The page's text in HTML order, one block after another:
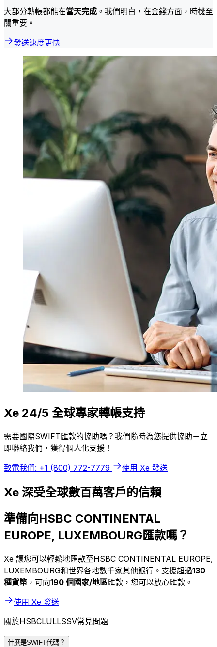
大部分轉帳都能在當天完成 。我們明白，在金錢方面，時機至
關重要。
發送速度更快
Xe 24/5 全球專家轉帳支持
需要國際SWIFT匯款的協助嗎？我們隨時為您提供協助－立
即聯絡我們，獲得個人化支援！
致電我們: +1 (800) 772-7779 使用 Xe 發送
Xe 深受全球數百萬客戶的信賴
準備向HSBC CONTINENTAL
EUROPE, LUXEMBOURG匯款嗎？
Xe 讓您可以輕鬆地匯款至HSBC CONTINENTAL EUROPE,
LUXEMBOURG和世界各地數千家其他銀行。支援超過130
種貨幣 ，可向190 個國家/地區匯款，您可以放心匯款。
使用 Xe 發送
關於HSBCLULLSSV常見問題
什麼是SWIFT代碼？